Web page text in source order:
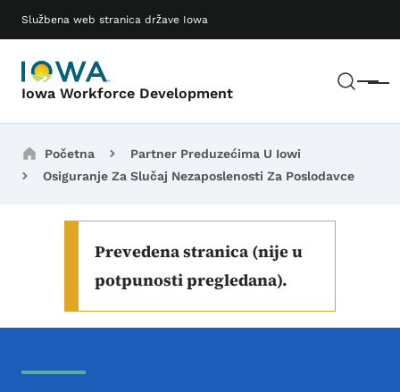
Službena web stranica države Iowa
Iowa Workforce Development Meni
Main navigation
Breadcrumbs
Početna
Partner Preduzećima U Iowi
Osiguranje Za Slučaj Nezaposlenosti Za Poslodavce
Prevedena stranica (nije u
potpunosti pregledana).